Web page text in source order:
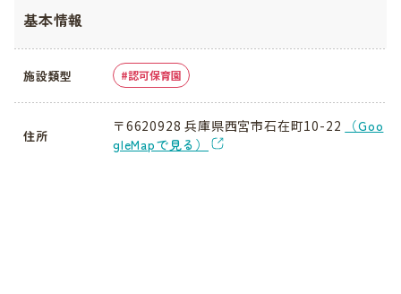
基本情報
施設類型 認可保育園
住所
〒6620928 兵庫県西宮市石在町10-22
（Goo
gleMapで見る）